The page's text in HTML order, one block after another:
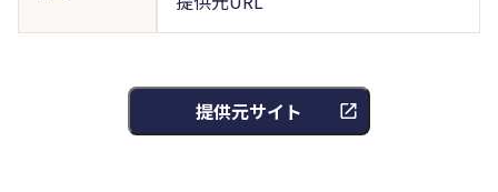
提供元サイト